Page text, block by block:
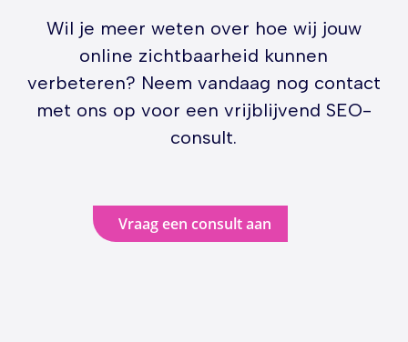
Wil je meer weten over hoe wij jouw
online zichtbaarheid kunnen
verbeteren? Neem vandaag nog contact
met ons op voor een vrijblijvend SEO-
consult.
Vraag een consult aan